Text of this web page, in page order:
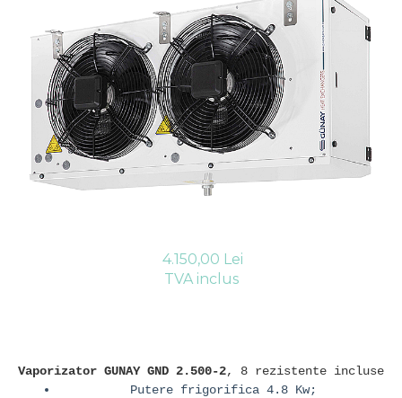
REZISTENTE SILICONICE
Uleiuri
Ventilatoare
Ventilatoare EbmPapst
Ventilatoare WEIGUANG
Ventilatoare turbina
VENTILATOARE AXIALE
Compresoare Cubigel R404a
Compresoare Jiaxipera
4.150,00 Lei
TVA inclus
Vaporizator GUNAY GND 2.500-2, 8 rezistente incluse
Putere frigorifica 4.8 Kw;